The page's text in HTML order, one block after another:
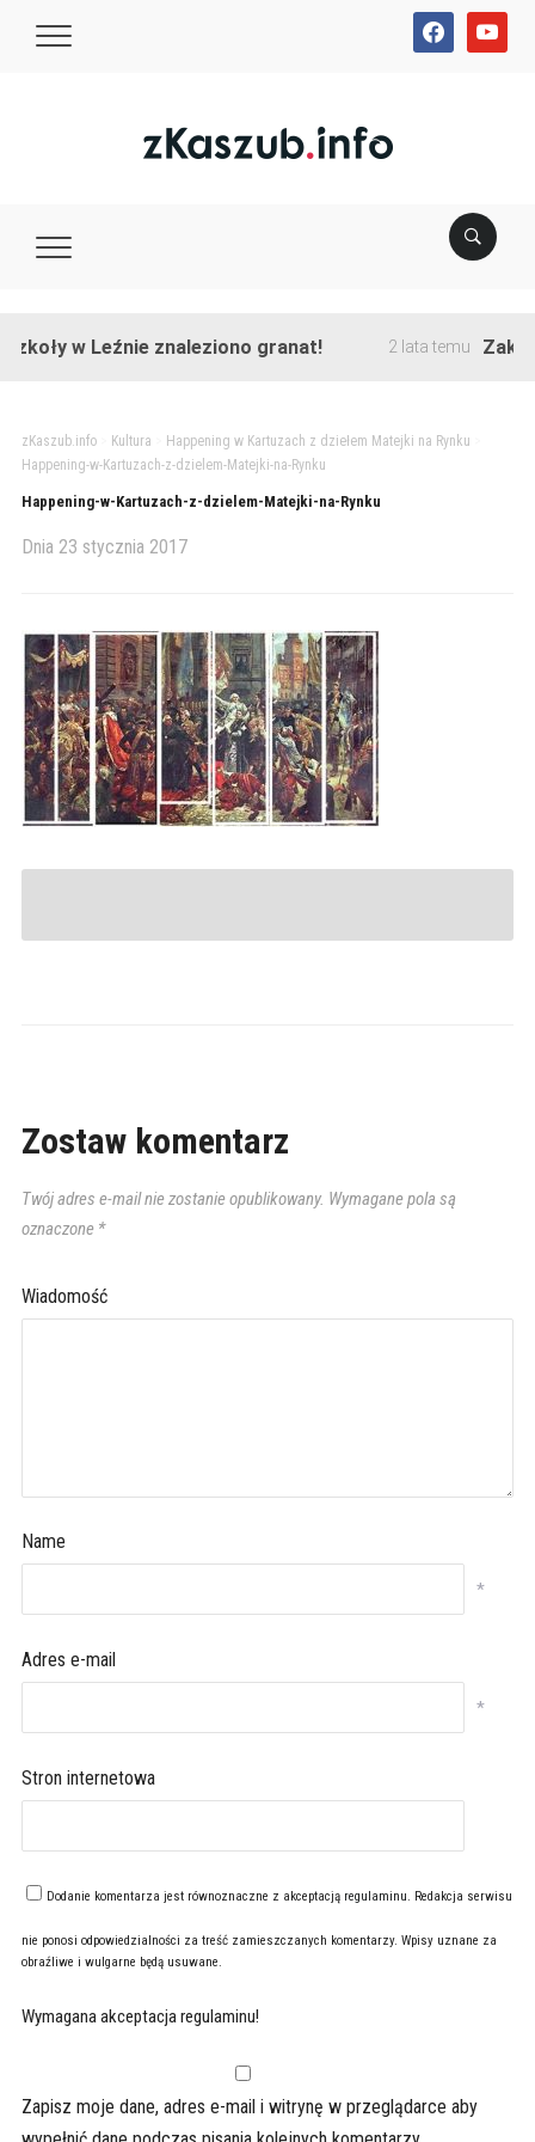
facebookyoutube
w Leźnie znaleziono granat! 2 lata temu
zKaszub.info> Kultura Happening w Kartuzach z dziełem Matejki na Rynku
Happening-w-Kartuzach-z-dzielem-Matejki-na-Rynku
Happening-w-Kartuzach-z-dzielem-Matejki-na-Rynku
Dnia 23 stycznia 2017
Zostaw komentarz
Twój adres e-mail nie zostanie opublikowany. Wymagane pola są
oznaczone *
Wiadomość
Name
*
Adres e-mail
*
Stron internetowa
Dodanie komentarza jest równoznaczne z akceptacją regulaminu. Redakcja serwisu
nie ponosi odpowiedzialności za treść zamieszczanych komentarzy. Wpisy uznane za
obraźliwe i wulgarne będą usuwane.
Wymagana akceptacja regulaminu!
Zapisz moje dane, adres e-mail i witrynę w przeglądarce aby